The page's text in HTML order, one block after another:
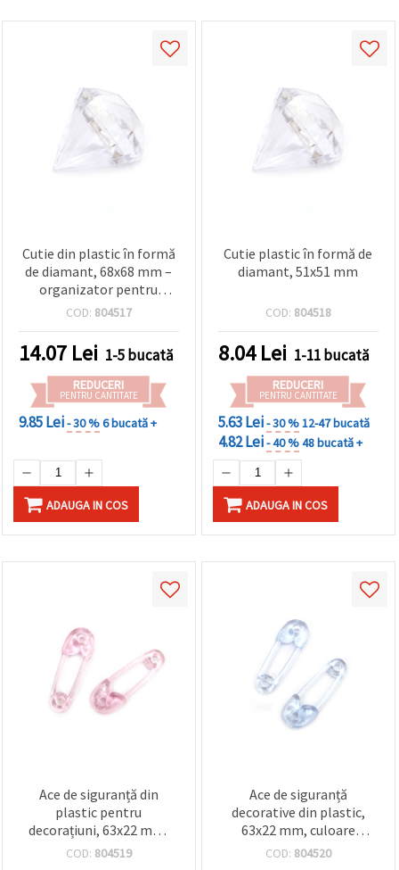
Cutie din plastic în formă
de diamant, 68x68 mm –
organizator pentru
mărgele și bijuterii
COD: 804517
14.07 Lei 1-5 bucată
REDUCERI
PENTRU CANTITATE
9.85 Lei- 30 %6 bucată +
ADAUGA IN COS
Cutie plastic în formă de
diamant, 51x51 mm
COD: 804518
8.04Lei 1-11 bucată
REDUCERI
PENTRU CANTITATE
5.63 Lei- 30 %12-47 bucată
4.82 Lei- 40 %48 bucată +
ADAUGA IN COS
Ace de siguranță din
plastic pentru
decorațiuni, 63x22 mm,
roz - set 4 buc.
COD: 804519
Ace de siguranță
decorative din plastic,
63x22 mm, culoare
albastră - set de 4 bucăți
COD: 804520